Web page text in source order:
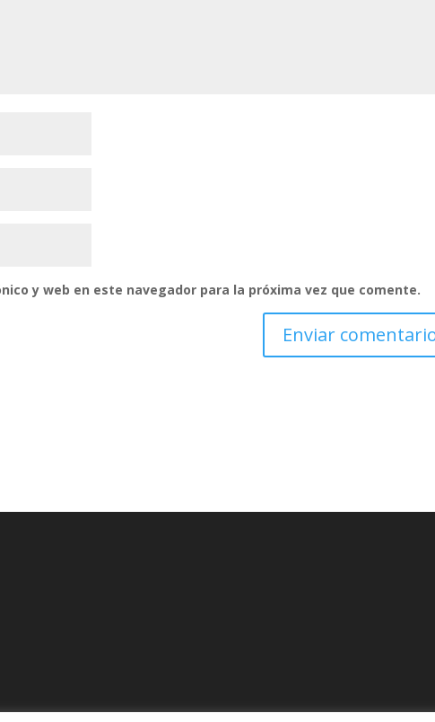
y web en este navegador para la próxima vez que comente.